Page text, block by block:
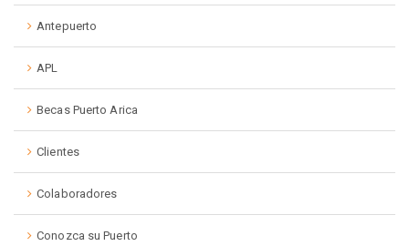
Antepuerto
APL
Becas Puerto Arica
Clientes
Colaboradores
Conozca su Puerto